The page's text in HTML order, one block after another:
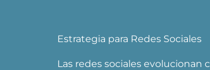
Estrategia para Redes Sociales
Las redes sociales evolucionan